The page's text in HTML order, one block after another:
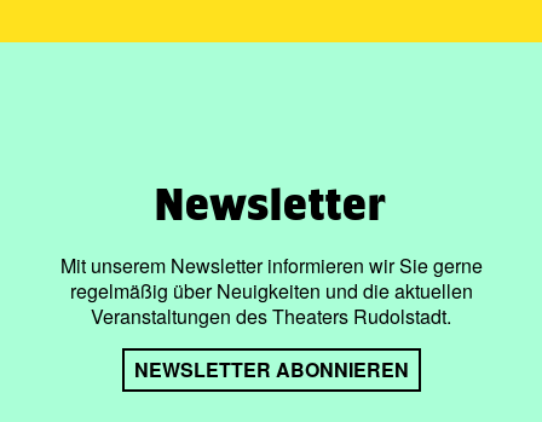
Newsletter
Mit unserem Newsletter informieren wir Sie gerne
regelmäßig über Neuigkeiten und die aktuellen
Veranstaltungen des Theaters Rudolstadt.
NEWSLETTER ABONNIEREN